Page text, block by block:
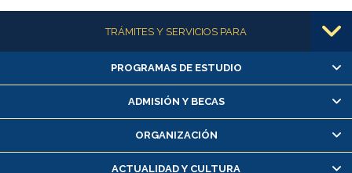
Más informaciónTRÁMITES Y SERVICIOS PARA
Alumnas/os y exalumnas/os
Matrícula en línea
Inscripción y cambio de asignaturas
Consulta y certificado de notas
PROGRAMAS DE ESTUDIO
ADMISIÓN Y BECAS
ORGANIZACIÓN
ACTUALIDAD Y CULTURA